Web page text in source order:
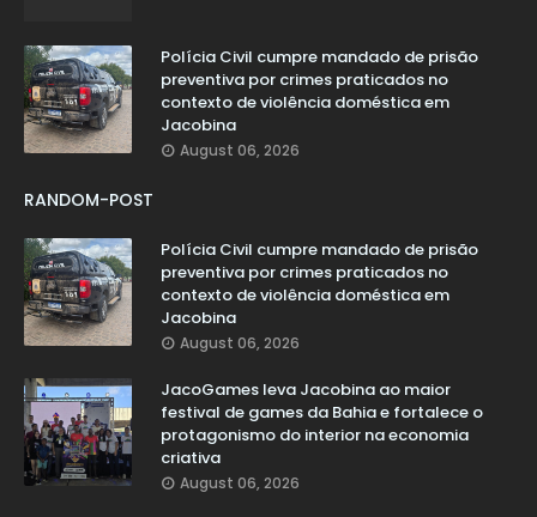
Polícia Civil cumpre mandado de prisão
preventiva por crimes praticados no
contexto de violência doméstica em
Jacobina
August 06, 2026
RANDOM-POST
Polícia Civil cumpre mandado de prisão
preventiva por crimes praticados no
contexto de violência doméstica em
Jacobina
August 06, 2026
JacoGames leva Jacobina ao maior
festival de games da Bahia e fortalece o
protagonismo do interior na economia
criativa
August 06, 2026